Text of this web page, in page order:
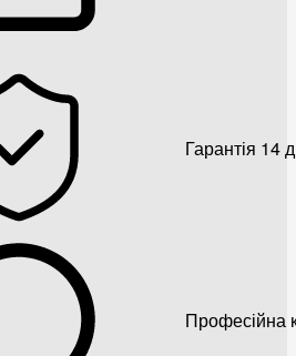
Гарантія 14
Професійна